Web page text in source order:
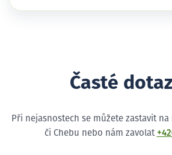
Časté
Při nejasnostech se můžete zastavit
či Chebu nebo nám zavolat